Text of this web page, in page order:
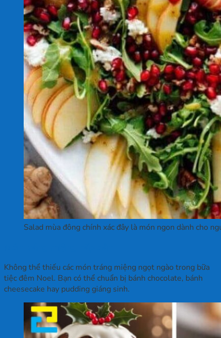
Salad mùa đông chính xác đây là món ngon dành cho
Không thể thiếu các món tráng miệng ngọt ngào trong bữa
tiệc đêm Noel. Bạn có thể chuẩn bị bánh chocolate, bánh
cheesecake hay pudding giáng sinh.